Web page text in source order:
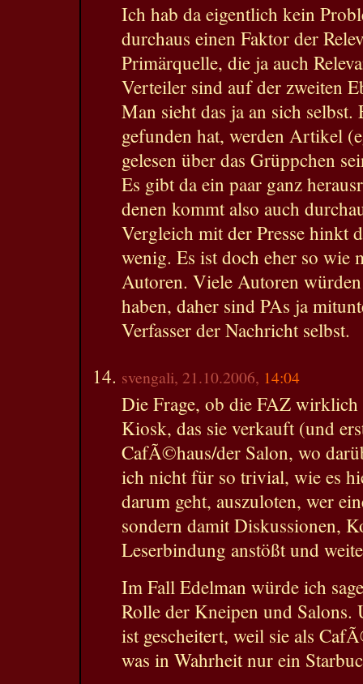
Ich hab da eigentlich kein
durchaus einen Faktor der
Primärquelle, die ja auch
Verteiler sind auf der zweiten
Man sieht das ja an sich
gefunden hat, werden Artikel
gelesen über das Grüppchen
Es gibt da ein paar ganz
denen kommt also auch
Vergleich mit der Presse hinkt
wenig. Es ist doch eher so wie
Autoren. Viele Autoren
haben, daher sind PAs ja
Verfasser der Nachricht selbst.
svengali, 21.10.2006, 14:04
Die Frage, ob die FAZ wirklich
Kiosk, das sie verkauft (und
CafÃ©haus/der Salon, wo
ich nicht für so trivial, wie es
darum geht, auszuloten, wer
sondern damit Diskussionen,
Leserbindung anstößt und
Im Fall Edelman würde ich
Rolle der Kneipen und
ist gescheitert, weil sie als
was in Wahrheit nur ein